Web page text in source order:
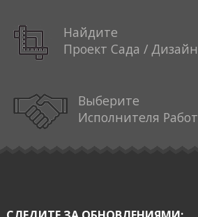
Найдите
Проект Сада / Дизайн
Выберите
Исполнителя Работ